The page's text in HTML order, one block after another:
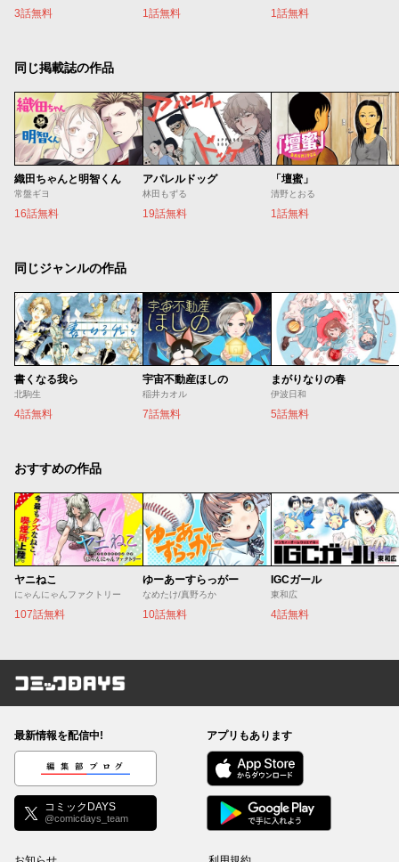
3話無料 1話無料 1話無料
同じ掲載誌の作品
織田ちゃんと明智くん
常盤ギヨ
16話無料
アパレルドッグ
林田もずる
19話無料
「壇蜜」
清野とおる
1話無料
同じジャンルの作品
書くなる我ら
北駒生
4話無料
宇宙不動産ほしの
稲井カオル
7話無料
まがりなりの春
伊波日和
5話無料
おすすめの作品
ヤニねこ
にゃんにゃんファクトリー
107話無料
ゆーあーすらっがー
なめたけ/真野ろか
10話無料
IGCガール
東和広
4話無料
コミックDAYS
最新情報を配信中!
編集部ブログ
コミックDAYS
@comicdays_team
アプリもあります